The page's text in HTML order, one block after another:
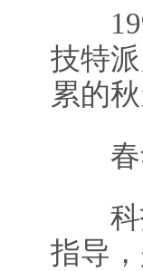
技特
累的秋
春华
科技
指导